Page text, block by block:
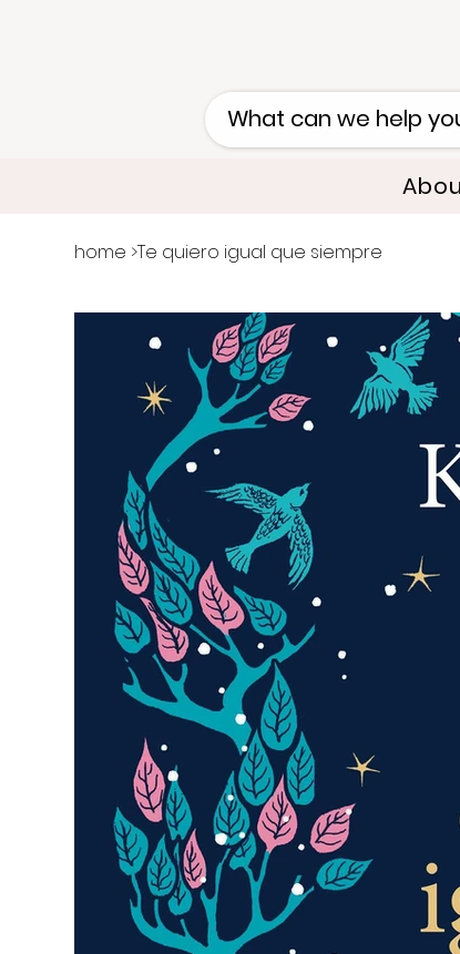
home >Te quiero igual que siempre